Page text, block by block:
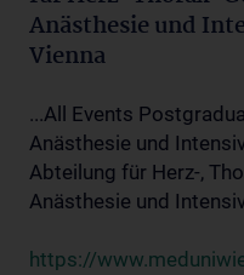
Anästhesie und
Vienna
...All Events
Anästhesie und
Abteilung für Herz-,
Anästhesie und
https://